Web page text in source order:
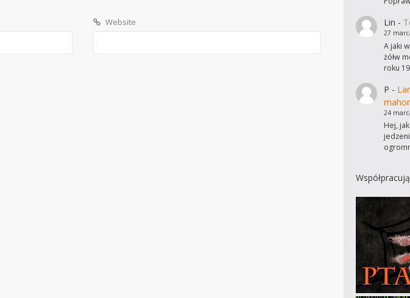
Website Lin -
27
A jaki
żółw
roku
P -
24
Hej,